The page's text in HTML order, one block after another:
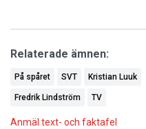
Relaterade ämnen:
På spåret SVT Kristian Luuk
Fredrik Lindström TV
Anmäl text- och faktafel